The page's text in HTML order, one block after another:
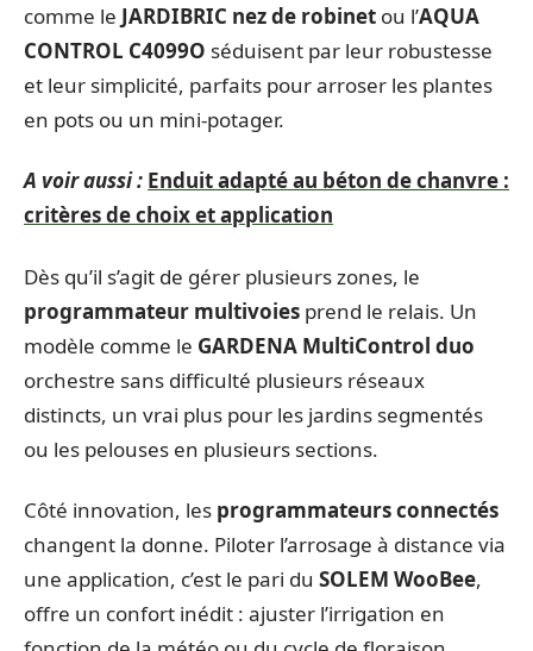
comme le JARDIBRIC nez de robinet ou l’AQUA
CONTROL C4099O séduisent par leur robustesse
et leur simplicité, parfaits pour arroser les plantes
en pots ou un mini-potager.
A voir aussi : Enduit adapté au béton de chanvre :
critères de choix et application
Dès qu’il s’agit de gérer plusieurs zones, le
programmateur multivoies prend le relais. Un
modèle comme le GARDENA MultiControl duo
orchestre sans difficulté plusieurs réseaux
distincts, un vrai plus pour les jardins segmentés
ou les pelouses en plusieurs sections.
Côté innovation, les programmateurs connectés
changent la donne. Piloter l’arrosage à distance via
une application, c’est le pari du SOLEM WooBee,
offre un confort inédit : ajuster l’irrigation en